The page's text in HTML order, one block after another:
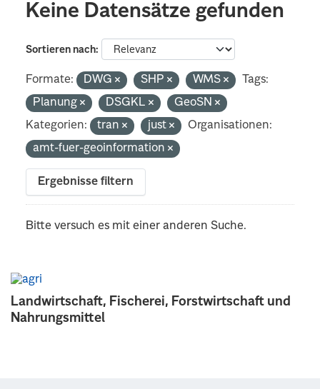
Landwirtschaft, Fischerei, Forstwirtschaft und
Nahrungsmittel
Keine Datensätze gefunden
Sortieren nach
Formate: DWG SHP WMS
Tags:
Planung
DSGKL
GeoSN
Kategorien:
tran just
Organisationen:
amt-fuer-geoinformation
Ergebnisse filtern
Bitte versuch es mit einer anderen Suche.